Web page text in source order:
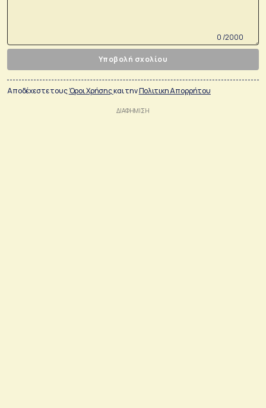
0 /2000
Υποβολή σχολίου
Αποδέχεστε τουςΌροι Χρήσηςκαι τηνΠολιτικη Απορρήτου